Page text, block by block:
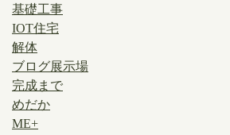
基礎工事
IOT住宅
解体
ブログ展示場
完成まで
めだか
ME+